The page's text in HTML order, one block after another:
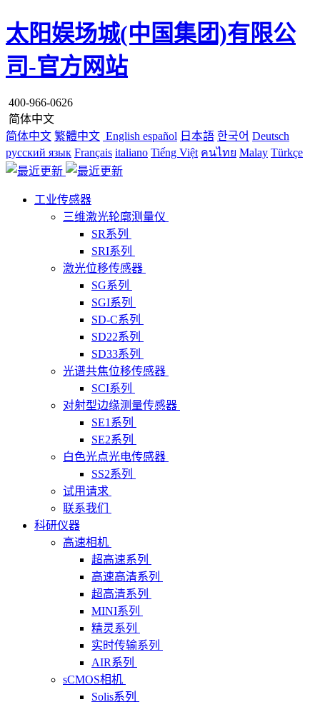
太阳娱场城(中国集团)有限公
司-官方网站
400-966-0626
简体中文
简体中文 繁體中文 English español 日本語 한국어 Deutsch
русский язык Français italiano Tiếng Việt คนไทย Malay Türkçe
工业传感器
三维激光轮廓测量仪
SR系列
SRI系列
激光位移传感器
SG系列
SGI系列
SD-C系列
SD22系列
SD33系列
光谱共焦位移传感器
SCI系列
对射型边缘测量传感器
SE1系列
SE2系列
白色光点光电传感器
SS2系列
试用请求
联系我们
科研仪器
高速相机
超高速系列
高速高清系列
超高清系列
MINI系列
精灵系列
实时传输系列
AIR系列
sCMOS相机
Solis系列